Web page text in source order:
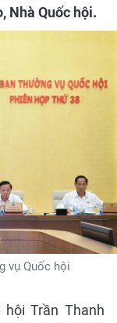
Nhà Quốc hội.
vụ Quốc hội
Trần Thanh